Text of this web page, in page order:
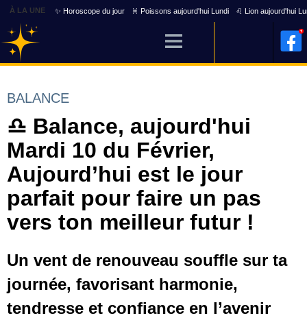
À LA UNE ✨ Horoscope du jour ♓ Poissons aujourd'hui Lundi ♌ Lion aujourd'hui
BALANCE
♎ Balance, aujourd'hui
Mardi 10 du Février,
Aujourd’hui est le jour
parfait pour faire un pas
vers ton meilleur futur !
Un vent de renouveau souffle sur ta
journée, favorisant harmonie,
tendresse et confiance en l’avenir